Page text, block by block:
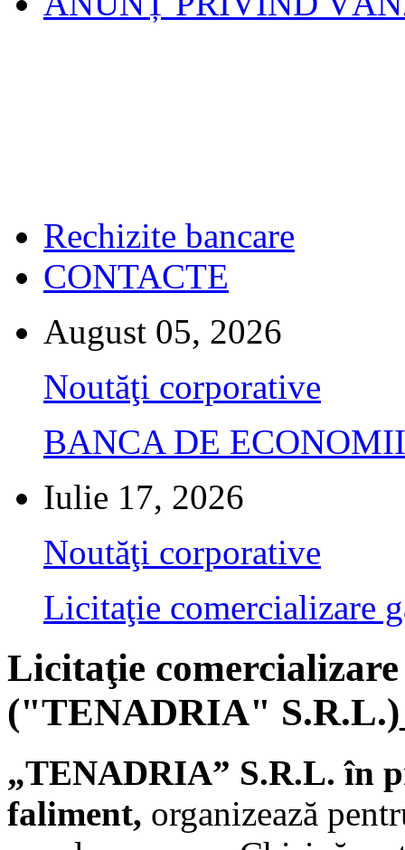
Rechizite bancare
CONTACTE
August 05, 2026
Noutăţi corporative
BANCA DE
Iulie 17, 2026
Noutăţi corporative
Licitaţie comercializare
Licitaţie
("TENADRIA"
„TENADRIA” S.R.L. în
faliment, organizează